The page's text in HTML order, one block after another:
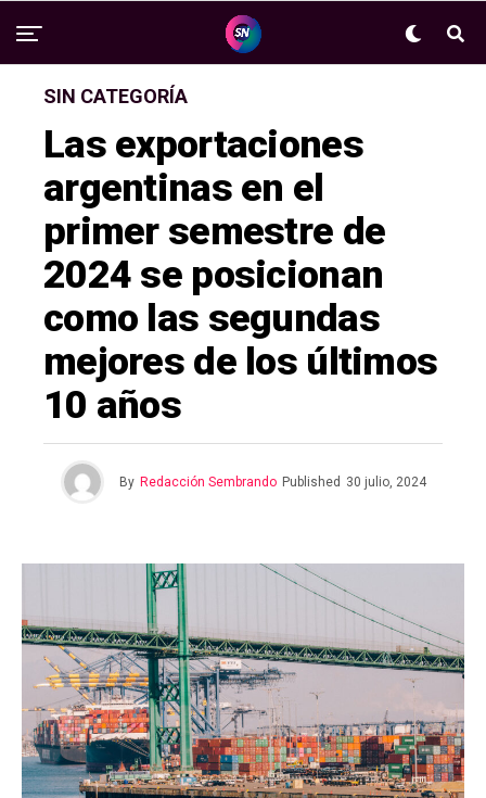
SIN CATEGORÍA
Las exportaciones
argentinas en el
primer semestre de
2024 se posicionan
como las segundas
mejores de los últimos
10 años
By Redacción Sembrando Published 30 julio, 2024